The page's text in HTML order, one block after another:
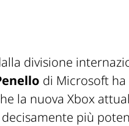
divisione
di Microsoft ha
la nuova Xbox
più